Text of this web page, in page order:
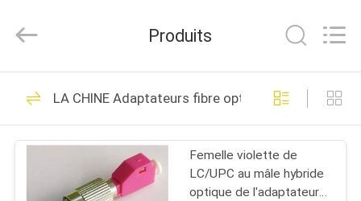
MAISON
PRODUITS
Electronics&Communication
Rights
Cordon à fibre
optique
163
Produits
LA CHINE Adaptateurs fibre optique
Femelle violette de
LC/UPC au mâle hybride
optique de l'adaptateur